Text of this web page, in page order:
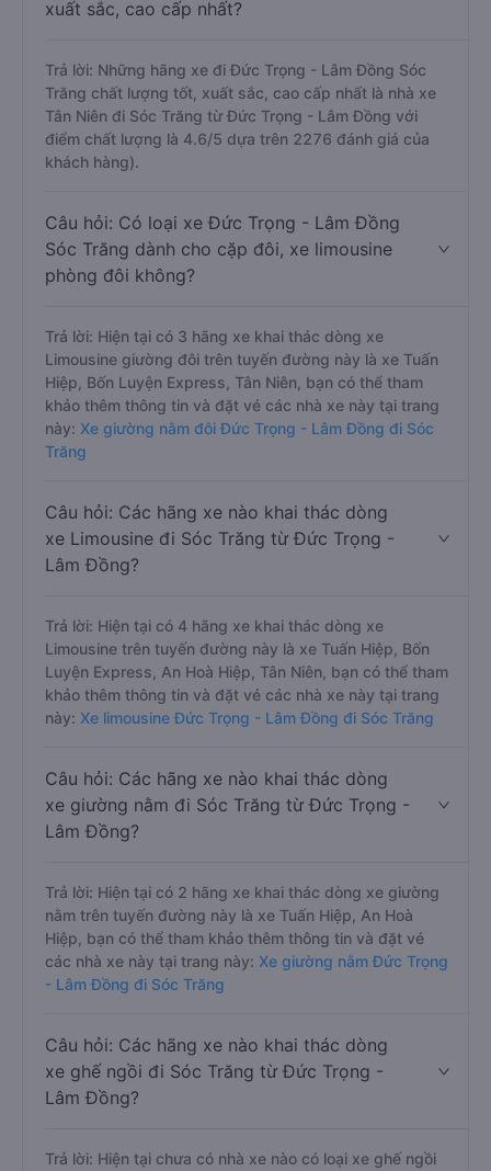
xuất sắc, cao cấp nhất?
Trả lời: Những hãng xe đi Đức Trọng - Lâm Đồng Sóc
Trăng chất lượng tốt, xuất sắc, cao cấp nhất là nhà xe
Tân Niên đi Sóc Trăng từ Đức Trọng - Lâm Đồng với
điểm chất lượng là 4.6/5 dựa trên 2276 đánh giá của
khách hàng).
Câu hỏi: Có loại xe Đức Trọng - Lâm Đồng
Sóc Trăng dành cho cặp đôi, xe limousine
phòng đôi không?
Trả lời: Hiện tại có 3 hãng xe khai thác dòng xe
Limousine giường đôi trên tuyến đường này là xe Tuấn
Hiệp, Bốn Luyện Express, Tân Niên, bạn có thể tham
khảo thêm thông tin và đặt vé các nhà xe này tại trang
này: Xe giường nằm đôi Đức Trọng - Lâm Đồng đi Sóc
Trăng
Câu hỏi: Các hãng xe nào khai thác dòng
xe Limousine đi Sóc Trăng từ Đức Trọng -
Lâm Đồng?
Trả lời: Hiện tại có 4 hãng xe khai thác dòng xe
Limousine trên tuyến đường này là xe Tuấn Hiệp, Bốn
Luyện Express, An Hoà Hiệp, Tân Niên, bạn có thể tham
khảo thêm thông tin và đặt vé các nhà xe này tại trang
này: Xe limousine Đức Trọng - Lâm Đồng đi Sóc Trăng
Câu hỏi: Các hãng xe nào khai thác dòng
xe giường nằm đi Sóc Trăng từ Đức Trọng -
Lâm Đồng?
Trả lời: Hiện tại có 2 hãng xe khai thác dòng xe giường
nằm trên tuyến đường này là xe Tuấn Hiệp, An Hoà
Hiệp, bạn có thể tham khảo thêm thông tin và đặt vé
các nhà xe này tại trang này: Xe giường nằm Đức Trọng
- Lâm Đồng đi Sóc Trăng
Câu hỏi: Các hãng xe nào khai thác dòng
xe ghế ngồi đi Sóc Trăng từ Đức Trọng -
Lâm Đồng?
Trả lời: Hiện tại chưa có nhà xe nào có loại xe ghế ngồi